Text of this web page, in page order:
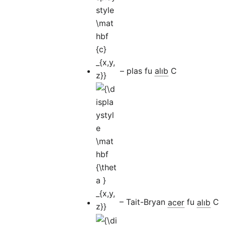
_{x,y,z}}
– plas fu alıb C
{\displaystyle
\mathbf
{\theta }
_{x,y,z}}
– Tait-Bryan acerfu alıb C
{\displaystyle